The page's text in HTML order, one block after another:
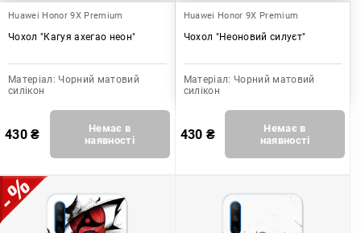
Huawei Honor 9X Premium
Чохол "Кагуя ахегао неон"
Матеріал: Чорний матовий
силікон
430₴
Немає в
наявності
Huawei Honor 9X Premium
Чохол "Неоновий силуєт"
Матеріал: Чорний матовий
силікон
430 ₴
Немає в
наявності